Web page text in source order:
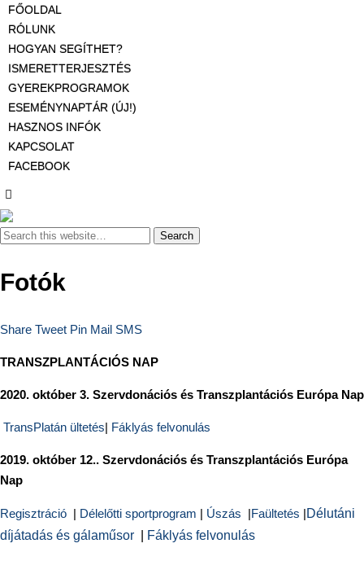
FŐOLDAL
RÓLUNK
HOGYAN SEGÍTHET?
ISMERETTERJESZTÉS
GYEREKPROGRAMOK
ESEMÉNYNAPTÁR (ÚJ!)
HASZNOS INFÓK
KAPCSOLAT
FACEBOOK
Fotók
Share Tweet Pin Mail SMS
TRANSZPLANTÁCIÓS NAP
2020. október 3. Szervdonációs és Transzplantációs Európa Nap
TransPlatán ültetés| Fáklyás felvonulás
2019. október 12.. Szervdonációs és Transzplantációs Európa
Nap
Regisztráció | Délelőtti sportprogram | Úszás |Faültetés |Délutáni
díjátadás és gálaműsor
Fáklyás felvonulás